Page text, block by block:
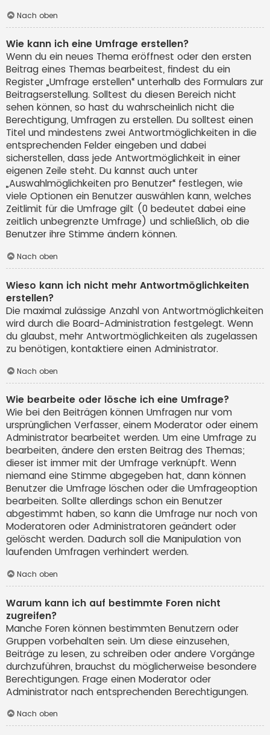
Nach oben
Wie kann ich eine Umfrage erstellen?
Wenn du ein neues Thema eröffnest oder den ersten
Beitrag eines Themas bearbeitest, findest du ein
Register „Umfrage erstellen“ unterhalb des Formulars zur
Beitragserstellung. Solltest du diesen Bereich nicht
sehen können, so hast du wahrscheinlich nicht die
Berechtigung, Umfragen zu erstellen. Du solltest einen
Titel und mindestens zwei Antwortmöglichkeiten in die
entsprechenden Felder eingeben und dabei
sicherstellen, dass jede Antwortmöglichkeit in einer
eigenen Zeile steht. Du kannst auch unter
„Auswahlmöglichkeiten pro Benutzer“ festlegen, wie
viele Optionen ein Benutzer auswählen kann, welches
Zeitlimit für die Umfrage gilt (0 bedeutet dabei eine
zeitlich unbegrenzte Umfrage) und schließlich, ob die
Benutzer ihre Stimme ändern können.
Nach oben
Wieso kann ich nicht mehr Antwortmöglichkeiten
erstellen?
Die maximal zulässige Anzahl von Antwortmöglichkeiten
wird durch die Board-Administration festgelegt. Wenn
du glaubst, mehr Antwortmöglichkeiten als zugelassen
zu benötigen, kontaktiere einen Administrator.
Nach oben
Wie bearbeite oder lösche ich eine Umfrage?
Wie bei den Beiträgen können Umfragen nur vom
ursprünglichen Verfasser, einem Moderator oder einem
Administrator bearbeitet werden. Um eine Umfrage zu
bearbeiten, ändere den ersten Beitrag des Themas;
dieser ist immer mit der Umfrage verknüpft. Wenn
niemand eine Stimme abgegeben hat, dann können
Benutzer die Umfrage löschen oder die Umfrageoption
bearbeiten. Sollte allerdings schon ein Benutzer
abgestimmt haben, so kann die Umfrage nur noch von
Moderatoren oder Administratoren geändert oder
gelöscht werden. Dadurch soll die Manipulation von
laufenden Umfragen verhindert werden.
Nach oben
Warum kann ich auf bestimmte Foren nicht
zugreifen?
Manche Foren können bestimmten Benutzern oder
Gruppen vorbehalten sein. Um diese einzusehen,
Beiträge zu lesen, zu schreiben oder andere Vorgänge
durchzuführen, brauchst du möglicherweise besondere
Berechtigungen. Frage einen Moderator oder
Administrator nach entsprechenden Berechtigungen.
Nach oben